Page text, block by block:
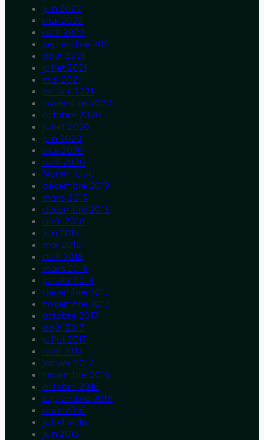
juin 2022
mai 2022
avril 2022
septembre 2021
août 2021
juillet 2021
mai 2021
janvier 2021
novembre 2020
octobre 2020
juillet 2020
juin 2020
mai 2020
avril 2020
février 2020
décembre 2019
mars 2019
décembre 2018
août 2018
juin 2018
mai 2018
avril 2018
mars 2018
janvier 2018
décembre 2017
novembre 2017
octobre 2017
août 2017
juillet 2017
avril 2017
janvier 2017
novembre 2016
octobre 2016
septembre 2016
août 2016
juillet 2016
juin 2016